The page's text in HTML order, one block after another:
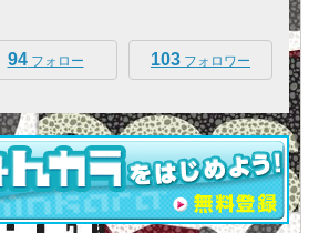
94フォロー 103 フォロワー